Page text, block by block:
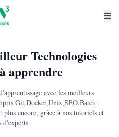
Technologies
apprendre
avec les meilleurs
Git,Docker,Unix,SEO,Batch
encore, grâce à nos tutoriels et
d'experts.